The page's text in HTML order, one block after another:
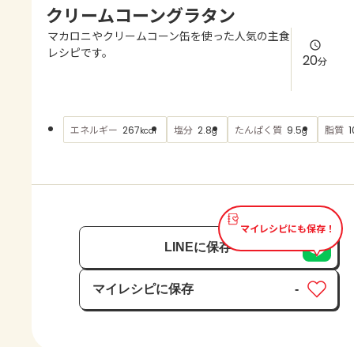
よくあるお問い合わせ
AJINOMOTO PARK とは
クリームコーングラタン
マカロニやクリームコーン缶を使った人気の主食
レシピです。
20分
エネルギー 267kcal 塩分 2.8g たんぱく質 9.5g 脂質
マイレシピにも保存！
LINEに保存
マイレシピに保存
保存済み
-